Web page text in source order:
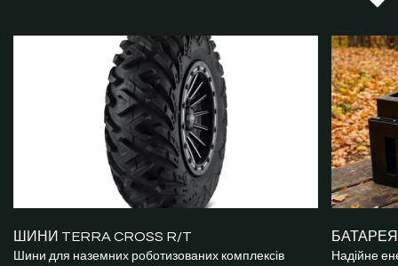
ШИНИ TERRA CROSS R/T
Шини для наземних роботизованих комплексів
БАТАРЕЯ
Надійне